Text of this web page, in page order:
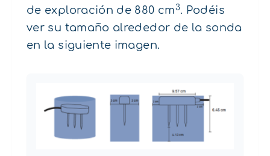
de exploración de 880 cm3. Podéis
ver su tamaño alrededor de la sonda
en la siguiente imagen.